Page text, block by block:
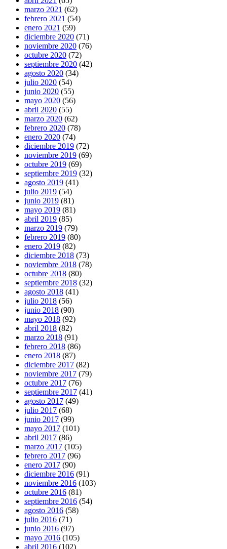
marzo 2021 (62)
febrero 2021 (54)
enero 2021 (59)
diciembre 2020 (71)
noviembre 2020 (76)
octubre 2020 (72)
septiembre 2020 (42)
agosto 2020 (34)
julio 2020 (54)
junio 2020 (55)
mayo 2020 (56)
abril 2020 (55)
marzo 2020 (62)
febrero 2020 (78)
enero 2020 (74)
diciembre 2019 (72)
noviembre 2019 (69)
octubre 2019 (69)
septiembre 2019 (32)
agosto 2019 (41)
julio 2019 (54)
junio 2019 (81)
mayo 2019 (81)
abril 2019 (85)
marzo 2019 (79)
febrero 2019 (80)
enero 2019 (82)
diciembre 2018 (73)
noviembre 2018 (78)
octubre 2018 (80)
septiembre 2018 (32)
agosto 2018 (41)
julio 2018 (56)
junio 2018 (90)
mayo 2018 (92)
abril 2018 (82)
marzo 2018 (91)
febrero 2018 (86)
enero 2018 (87)
diciembre 2017 (82)
noviembre 2017 (79)
octubre 2017 (76)
septiembre 2017 (41)
agosto 2017 (49)
julio 2017 (68)
junio 2017 (99)
mayo 2017 (101)
abril 2017 (86)
marzo 2017 (105)
febrero 2017 (96)
enero 2017 (90)
diciembre 2016 (91)
noviembre 2016 (103)
octubre 2016 (81)
septiembre 2016 (54)
agosto 2016 (58)
julio 2016 (71)
junio 2016 (97)
mayo 2016 (105)
abril 2016 (102)